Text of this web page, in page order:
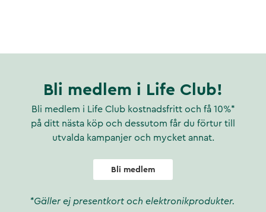
Bli medlem i Life Club!
Bli medlem i Life Club kostnadsfritt och få 10%*
på ditt nästa köp och dessutom får du förtur till
utvalda kampanjer och mycket annat.
Bli medlem
*Gäller ej presentkort och elektronikprodukter.